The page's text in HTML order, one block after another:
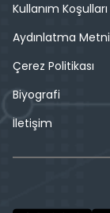
Kullanım Koşulları
Aydınlatma Metni
Çerez Politikası
Biyografi
İletişim